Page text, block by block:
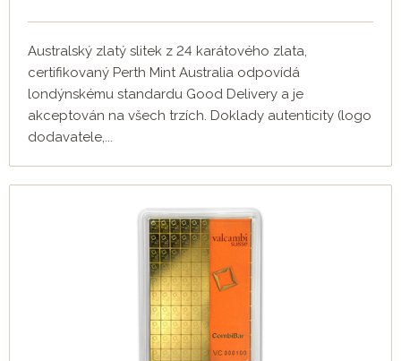
Australský zlatý slitek z 24 karátového zlata,
certifikovaný Perth Mint Australia odpovídá
londýnskému standardu Good Delivery a je
akceptován na všech trzích. Doklady autenticity (logo
dodavatele,...